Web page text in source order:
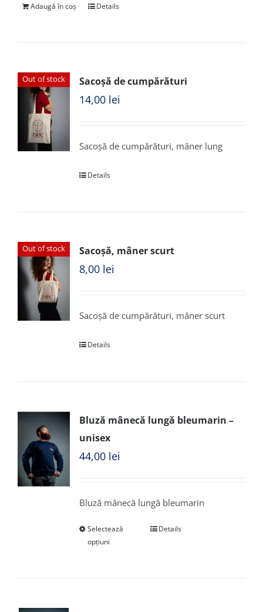
Adaugă în coș Details
Out of stock Sacoșă de cumpărături
14,00 lei
Sacoșă de cumpărături, mâner lung
Details
Out of stock Sacoșă, mâner scurt
8,00 lei
Sacoșă de cumpărături, mâner scurt
Details
Bluză mânecă lungă bleumarin –
unisex
44,00 lei
Bluză mânecă lungă bleumarin
Selectează
opțiuni
Details